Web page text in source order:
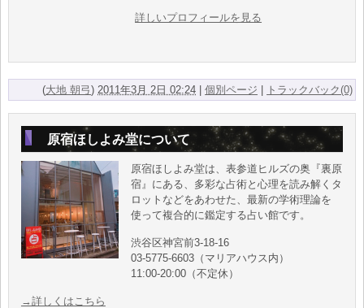
詳しいプロフィールを見る
(大地 朝弓) 2011年3月 2日 02:24 |個別ページ トラックバック(0)
原宿ほしよみ堂について
原宿ほしよみ堂は、表参道ヒルズの奥『裏原
宿』にある、多彩な占術と心理を読み解くタ
ロットなどをあわせた、最新の学術理論を
使って複合的に鑑定する占い館です。
渋谷区神宮前3-18-16
03-5775-6603（マリアハウス内）
11:00-20:00（不定休）
→詳しくはこちら